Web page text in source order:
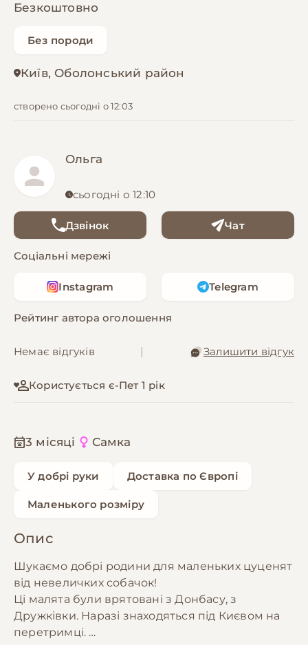
Безкоштовно
Без породи
Київ, Оболонський район
створено сьогодні о 12:03
Ольга
сьогодні о 12:10
Дзвінок Чат
Соціальні мережі
Instagram Telegram
Рейтинг автора оголошення
Немає відгуків Залишити відгук
Користується є-Пет 1 рік
3 місяці Самка
У добрі руки Доставка по Європі
Маленького розміру
Опис
Шукаємо добрі родини для маленьких цуценят
від невеличких собачок!
Ці малята були врятовані з Донбасу, з
Дружківки. Наразі знаходяться під Києвом на
перетримці.